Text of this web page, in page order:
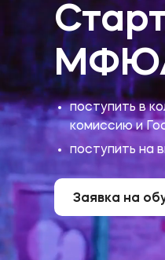
поступить в
комиссию и
поступить на
Заявка на